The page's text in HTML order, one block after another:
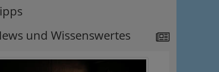
und Wissenswertes